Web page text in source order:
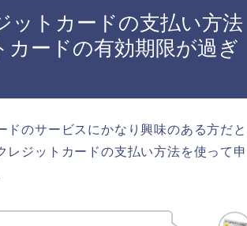
ットカードの支払い方法
ードの有効期限が過ぎ
のサービスにかなり興味のある方だと
ジットカードの支払い方法を使って申